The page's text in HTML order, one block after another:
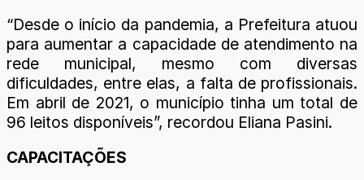
“Desde o início da pandemia, a Prefeitura atuou
para aumentar a capacidade de atendimento na
rede municipal, mesmo com diversas
dificuldades, entre elas, a falta de profissionais.
Em abril de 2021, o município tinha um total de
96 leitos disponíveis”, recordou Eliana Pasini.
CAPACITAÇÕES